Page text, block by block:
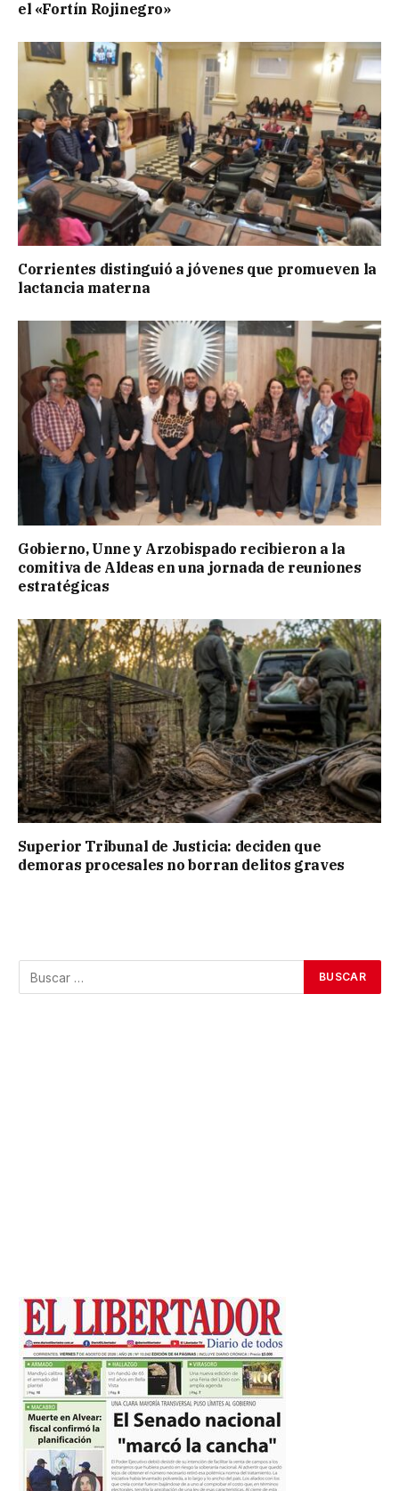
el «Fortín Rojinegro»
Corrientes distinguió a jóvenes que promueven la
lactancia materna
Gobierno, Unne y Arzobispado recibieron a la
comitiva de Aldeas en una jornada de reuniones
estratégicas
Superior Tribunal de Justicia: deciden que
demoras procesales no borran delitos graves